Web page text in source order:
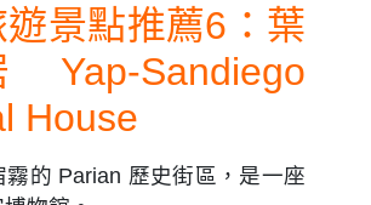
景點推薦6：葉
Sandiego
House
霧的 Parian 歷史街區，是一座